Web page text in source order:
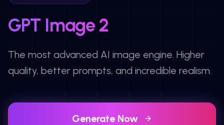
GPT Image 2
The most advanced AI image engine. Higher
quality, better prompts, and incredible realism.
Generate Now